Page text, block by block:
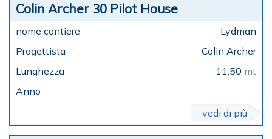
Colin Archer 30 Pilot House
Lydman
Colin Archer
11,50 mt
vedi di più